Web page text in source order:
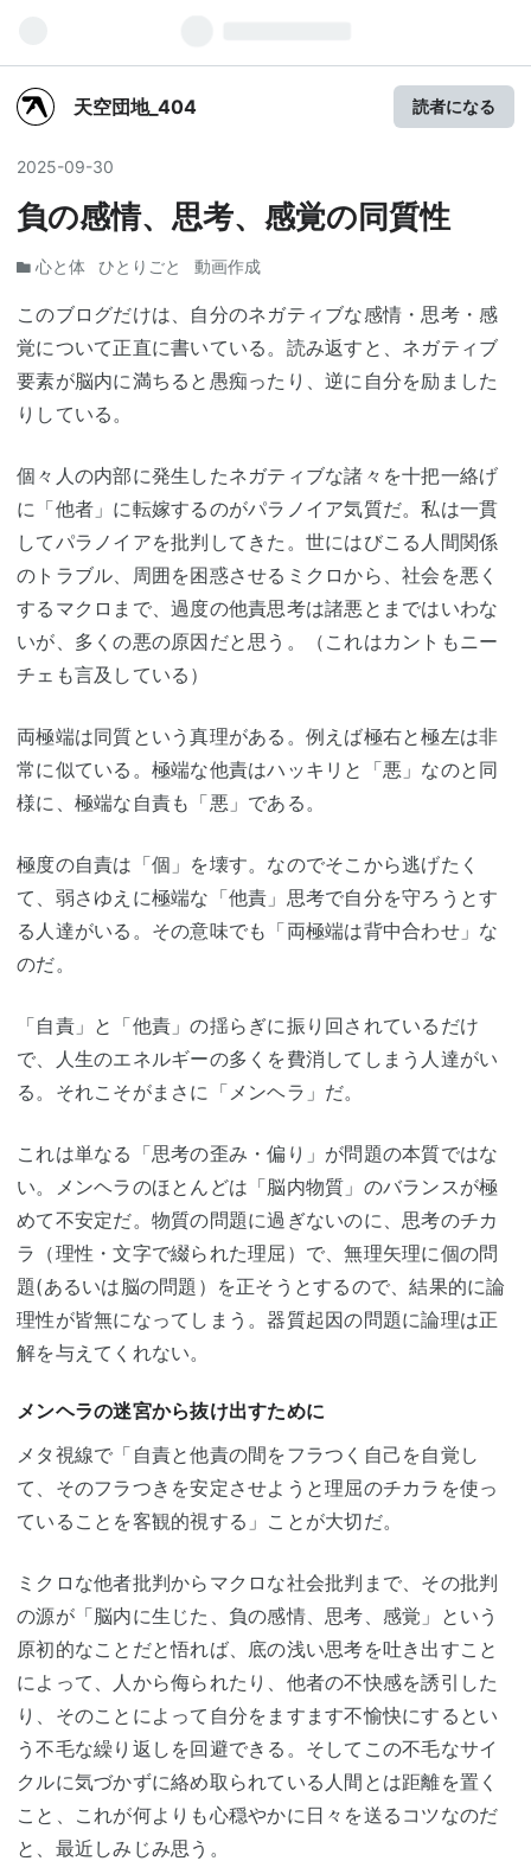
天空団地_404 読者になる
2025-09-30
負の感情、思考、感覚の同質性
心と体 ひとりごと 動画作成
このブログだけは、自分のネガティブな感情・思考・感
覚について正直に書いている。読み返すと、ネガティブ
要素が脳内に満ちると愚痴ったり、逆に自分を励ました
りしている。
個々人の内部に発生したネガティブな諸々を十把一絡げ
に「他者」に転嫁するのがパラノイア気質だ。私は一貫
してパラノイアを批判してきた。世にはびこる人間関係
のトラブル、周囲を困惑させるミクロから、社会を悪く
するマクロまで、過度の他責思考は諸悪とまではいわな
いが、多くの悪の原因だと思う。（これはカントもニー
チェも言及している）
両極端は同質という真理がある。例えば極右と極左は非
常に似ている。極端な他責はハッキリと「悪」なのと同
様に、極端な自責も「悪」である。
極度の自責は「個」を壊す。なのでそこから逃げたく
て、弱さゆえに極端な「他責」思考で自分を守ろうとす
る人達がいる。その意味でも「両極端は背中合わせ」な
のだ。
「自責」と「他責」の揺らぎに振り回されているだけ
で、人生のエネルギーの多くを費消してしまう人達がい
る。それこそがまさに「メンヘラ」だ。
これは単なる「思考の歪み・偏り」が問題の本質ではな
い。メンヘラのほとんどは「脳内物質」のバランスが極
めて不安定だ。物質の問題に過ぎないのに、思考のチカ
ラ（理性・文字で綴られた理屈）で、無理矢理に個の問
題(あるいは脳の問題）を正そうとするので、結果的に論
理性が皆無になってしまう。器質起因の問題に論理は正
解を与えてくれない。
メンヘラの迷宮から抜け出すために
メタ視線で「自責と他責の間をフラつく自己を自覚し
て、そのフラつきを安定させようと理屈のチカラを使っ
ていることを客観的視する」ことが大切だ。
ミクロな他者批判からマクロな社会批判まで、その批判
の源が「脳内に生じた、負の感情、思考、感覚」という
原初的なことだと悟れば、底の浅い思考を吐き出すこと
によって、人から侮られたり、他者の不快感を誘引した
り、そのことによって自分をますます不愉快にするとい
う不毛な繰り返しを回避できる。そしてこの不毛なサイ
クルに気づかずに絡め取られている人間とは距離を置く
こと、これが何よりも心穏やかに日々を送るコツなのだ
と、最近しみじみ思う。